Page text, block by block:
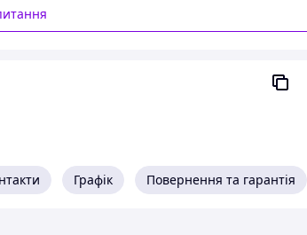
38х30х18 см зМашинойдля молодших
з анатомічною спинкою просто
вставками, що дихають. При максимальному
лямки-мийка рюкзака для першокласника з
Графік Повернення та гарантія